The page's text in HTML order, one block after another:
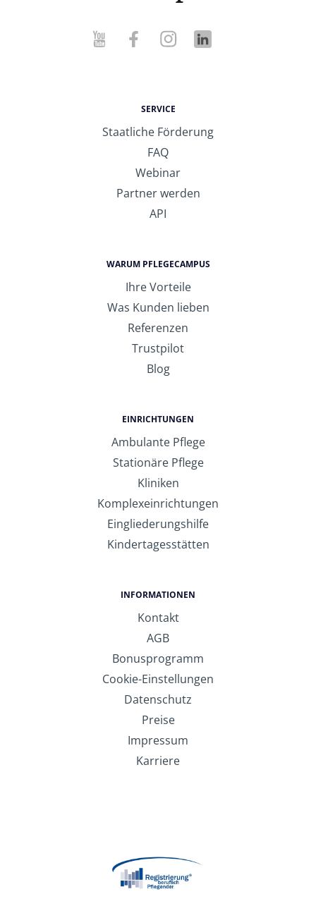
SERVICE
Staatliche Förderung
FAQ
Webinar
Partner werden
API
WARUM PFLEGECAMPUS
Ihre Vorteile
Was Kunden lieben
Referenzen
Trustpilot
Blog
EINRICHTUNGEN
Ambulante Pflege
Stationäre Pflege
Kliniken
Komplexeinrichtungen
Eingliederungshilfe
Kindertagesstätten
INFORMATIONEN
Kontakt
AGB
Bonusprogramm
Cookie-Einstellungen
Datenschutz
Preise
Impressum
Karriere